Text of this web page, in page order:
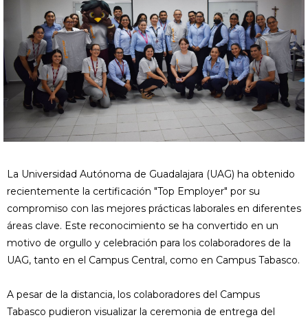
La Universidad Autónoma de Guadalajara (UAG) ha obtenido
recientemente la certificación "Top Employer" por su
compromiso con las mejores prácticas laborales en diferentes
áreas clave. Este reconocimiento se ha convertido en un
motivo de orgullo y celebración para los colaboradores de la
UAG, tanto en el Campus Central, como en Campus Tabasco.
A pesar de la distancia, los colaboradores del Campus
Tabasco pudieron visualizar la ceremonia de entrega del